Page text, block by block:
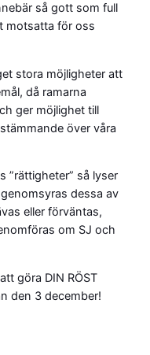
så gott som full
motsatta för oss
stora möjligheter att
då ramarna
ger möjlighet till
över våra
”rättigheter” så lyser
dessa av
eller förväntas,
om SJ och
göra DIN RÖST
den 3 december!